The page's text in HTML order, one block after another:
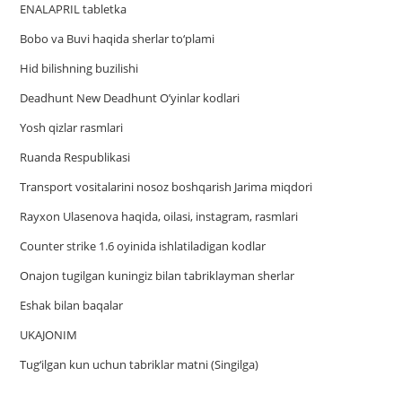
ENALAPRIL tabletka
Bobo va Buvi haqida sherlar to‘plami
Hid bilishning buzilishi
Deadhunt New Deadhunt O’yinlar kodlari
Yosh qizlar rasmlari
Ruanda Respublikasi
Trаnsport vositаlаrini nosoz boshqаrish Jаrimа miqdori
Rayxon Ulasenova haqida, oilasi, instagram, rasmlari
Counter strike 1.6 oyinida ishlatiladigan kodlar
Onajon tugilgan kuningiz bilan tabriklayman sherlar
Eshak bilan baqalar
UKAJONIM
Tug‘ilgan kun uchun tabriklar matni (Singilga)